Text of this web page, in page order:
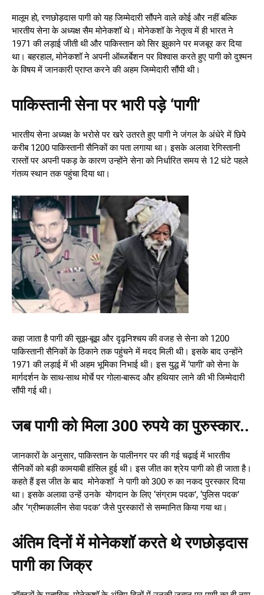
मालूम हो, रणछोड़दास पागी को यह जिम्मेदारी सौंपने वाले कोई और नहीं बल्कि
भारतीय सेना के अध्यक्ष सैम मोनेकशॉ थे। मोनेकशॉ के नेतृत्व में ही भारत ने
1971 की लड़ाई जीती थी और पाकिस्तान को सिर झुकाने पर मजबूर कर दिया
था। बहरहाल, मोनेकशॉ ने अपनी ऑब्जर्बेशन पर विश्वास करते हुए पागी को दुश्मन
के विषय में जानकारी प्राप्त करने की अहम जिम्मेदारी सौंपी थी।
पाकिस्तानी सेना पर भारी पड़े ‘पागी’
भारतीय सेना अध्यक्ष के भरोसे पर खरे उतरते हुए पागी ने जंगल के अंधेरे में छिपे
करीब 1200 पाकिस्तानी सैनिकों का पता लगाया था। इसके अलावा रेगिस्तानी
रास्तों पर अपनी पकड़ के कारण उन्होंने सेना को निर्धारित समय से 12 घंटे पहले
गंतव्य स्थान तक पहुंचा दिया था।
कहा जाता है पागी की सूझ-बूझ और दृढ़निश्चय की वजह से सेना को 1200
पाकिस्तानी सैनिकों के ठिकाने तक पहुंचने में मदद मिली थी। इसके बाद उन्होंने
1971 की लड़ाई में भी अहम भूमिका निभाई थी। इस युद्ध में ‘पागी’ को सेना के
मार्गदर्शन के साथ-साथ मोर्चे पर गोला-बारूद और हथियार लाने की भी जिम्मेदारी
सौंपी गई थी।
जब पागी को मिला 300 रुपये का पुरुस्कार..
जानकारों के अनुसार, पाकिस्तान के पालीनगर पर की गई चढ़ाई में भारतीय
सैनिकों को बड़ी कामयाबी हांसिल हुई थी। इस जीत का श्रेय पागी को ही जाता है।
कहते हैं इस जीत के बाद मोनेकशॉ ने पागी को 300 रु का नकद पुरस्कार दिया
था। इसके अलावा उन्हें उनके योगदान के लिए ‘संग्राम पदक’, ‘पुलिस पदक’
और ‘ग्रीष्मकालीन सेवा पदक’ जैसे पुरस्कारों से सम्मानित किया गया था।
अंतिम दिनों में मोनेकशॉ करते थे रणछोड़दास
पागी का जिक्र